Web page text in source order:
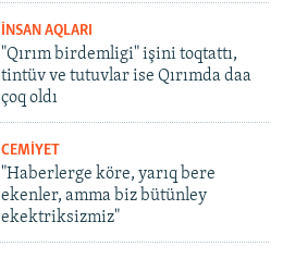
İNSAN AQLARI
"Qırım birdemligi" işini toqtattı,
tintüv ve tutuvlar ise Qırımda daa
çoq oldı
CEMİYET
"Haberlerge köre, yarıq bere
ekenler, amma biz bütünley
ekektriksizmiz"